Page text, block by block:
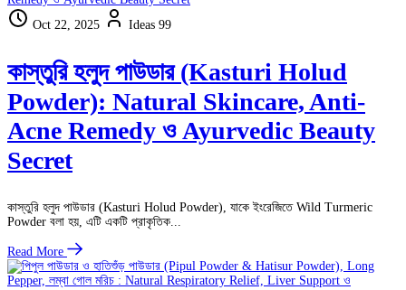
Oct 22, 2025 Ideas 99
কাস্তুরি হলুদ পাউডার (Kasturi Holud
Powder): Natural Skincare, Anti-
Acne Remedy ও Ayurvedic Beauty
Secret
কাস্তুরি হলুদ পাউডার (Kasturi Holud Powder), যাকে ইংরেজিতে Wild Turmeric
Powder বলা হয়, এটি একটি প্রাকৃতিক...
Read More